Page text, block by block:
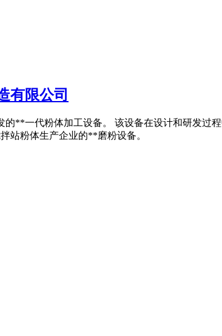
有限公司
的**一代粉体加工设备。 该设备在设计和研发过
站粉体生产企业的**磨粉设备。